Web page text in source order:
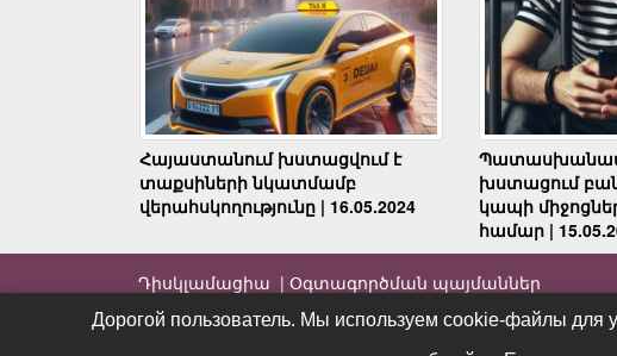
Հայաստանում խստացվում է
տաքսիների նկատմամբ
վերահսկողությունը | 16.05.2024
խստացում
կապի
համար |
Դիսկլամացիա | Օգտագործման պայմաններ
Дорогой пользователь. Мы используем cookie-файлы для
Дорогой пользователь. Мы используем cookie-файлы для